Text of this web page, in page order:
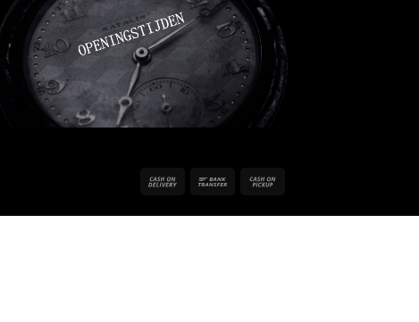
Cash
Delivery
Bank
Pickup